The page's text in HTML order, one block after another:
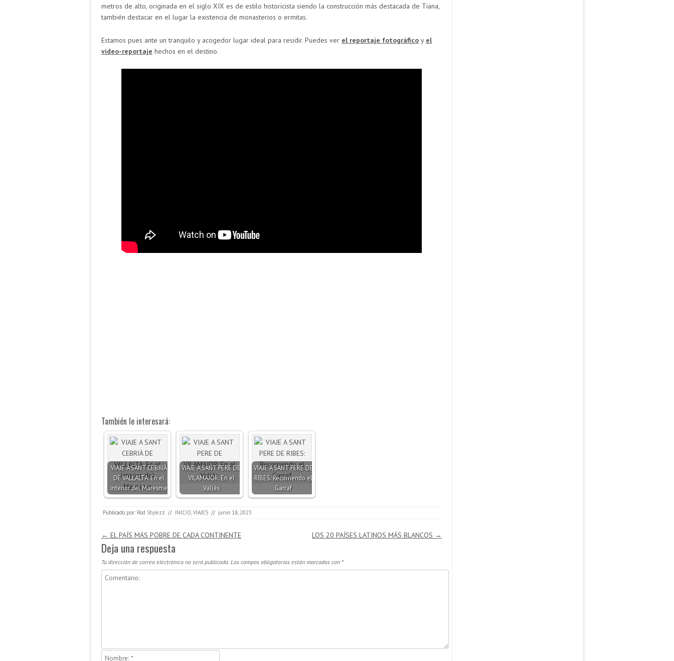
metros de alto, originada en el siglo XIX es de estilo historicista siendo la construcción más destacada de Tiana,
también destacar en el lugar la existencia de monasterios o ermitas.
Estamos pues ante un tranquilo y acogedor lugar ideal para residir. Puedes ver el reportaje fotográfico y el
video-reportaje hechos en el destino.
También le interesará:
VIAJE A SANT CEBRIÀ
DE VALLALTA: En el
interior del Maresme
VIAJE A SANT PERE DE
VILAMAJOR: En el
Vallés
VIAJE A SANT PERE DE
RIBES: Recorriendo el
Garraf
Publicado por: Rod Stylezz // INICIO VIAJES // junio 18, 2023
Navegación de entradas
← EL PAÍS MÁS POBRE DE CADA CONTINENTE LOS 20 PAÍSES LATINOS MÁS BLANCOS →
Deja una respuesta
Tu dirección de correo electrónico no será publicada. Los campos obligatorios están marcados con *